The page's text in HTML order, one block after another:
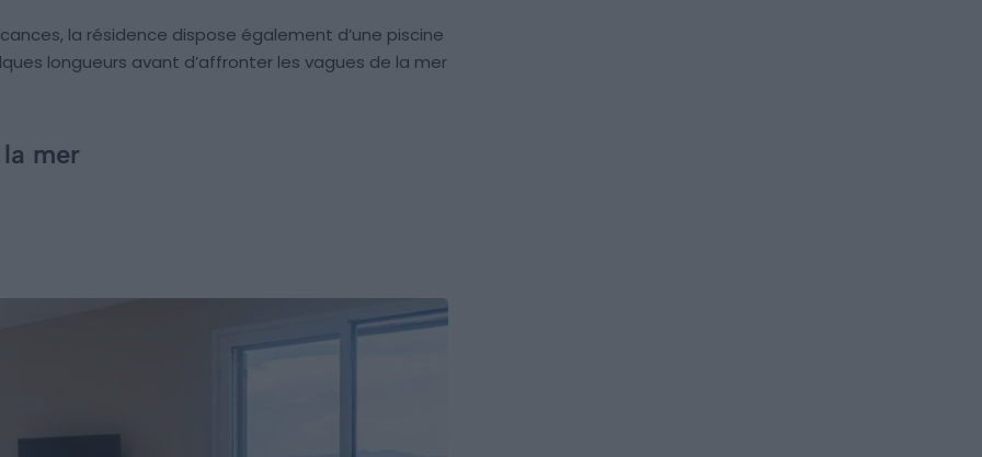
la résidence dispose également d’une piscine
longueurs avant d’affronter les vagues de la mer
mer